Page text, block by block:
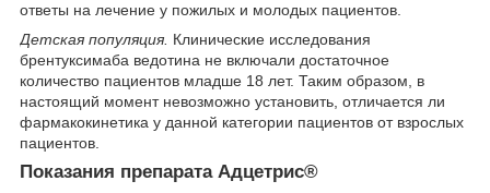
ответы на лечение у пожилых и молодых пациентов.
Детская популяция. Клинические исследования
брентуксимаба ведотина не включали достаточное
количество пациентов младше 18 лет. Таким образом, в
настоящий момент невозможно установить, отличается ли
фармакокинетика у данной категории пациентов от взрослых
пациентов.
Показания препарата Адцетрис®